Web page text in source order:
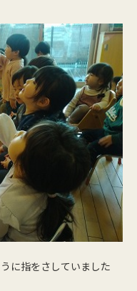
に指をさしていました